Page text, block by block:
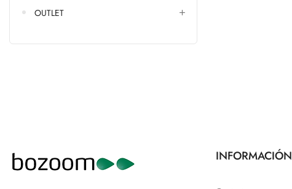
OUTLET
INFORMACIÓN